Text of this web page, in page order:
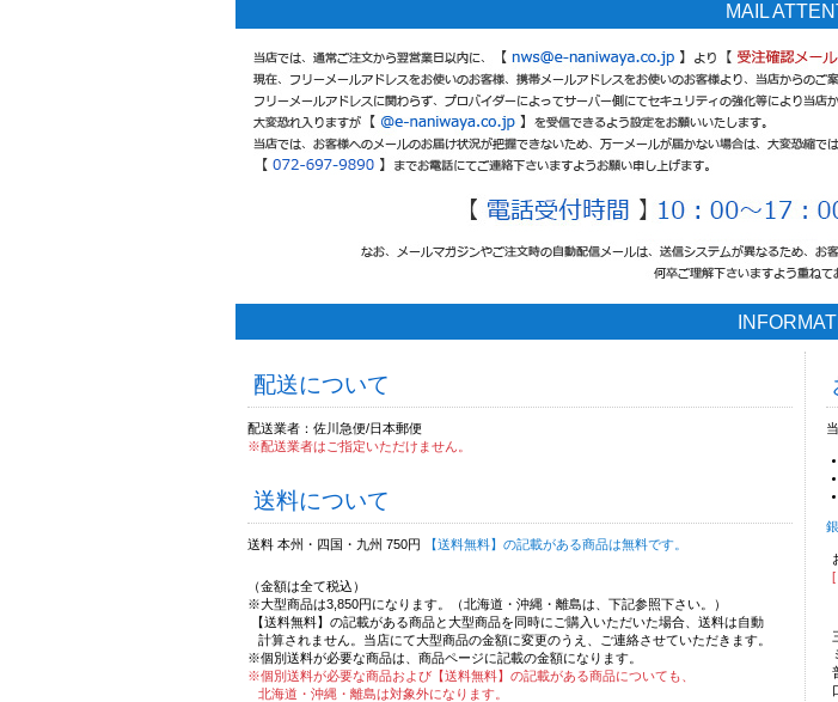
MAIL
配送について
配送業者：佐川急便/日本郵便
※配送業者はご指定いただけません。
送料について
送料 本州・四国・九州 750円 【送料無料】の記載がある商品は無料です。
（金額は全て税込）
※大型商品は3,850円になります。（北海道・沖縄・離島は、下記参照下さい。）
【送料無料】の記載がある商品と大型商品を同時にご購入いただいた場合、送料は自動
計算されません。当店にて大型商品の金額に変更のうえ、ご連絡させていただきます。
※個別送料が必要な商品は、商品ページに記載の金額になります。
※個別送料が必要な商品および【送料無料】の記載がある商品についても、
北海道・沖縄・離島は対象外になります。
[